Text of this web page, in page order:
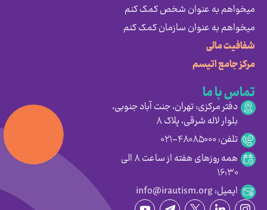
میخواهم به عنوان شخص کمک کنم
میخواهم به عنوان سازمان کمک کنم
شفافیت مالی
مرکز جامع اتیسم
تماس با ما
دفتر مرکزی: تهران، جنت آباد جنوبی،
بلوار لاله شرقی، پلاک ۸
تلفن: ۴۸۰۸۵۰۰۰-۰۲۱
همه روزهای هفته از ساعت ۸ الی
۱۶:۳۰
ایمیل: info@irautism.org